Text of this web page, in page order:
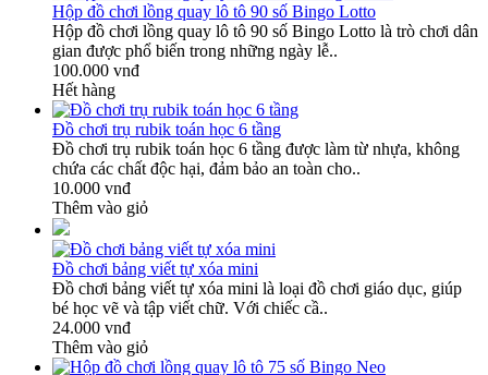
Hộp đồ chơi lồng quay lô tô 90 số Bingo Lotto
Hộp đồ chơi lồng quay lô tô 90 số Bingo Lotto là trò chơi dân
gian được phổ biến trong những ngày lễ..
100.000 vnđ
Hết hàng
Đồ chơi trụ rubik toán học 6 tầng
Đồ chơi trụ rubik toán học 6 tầng được làm từ nhựa, không
chứa các chất độc hại, đảm bảo an toàn cho..
10.000 vnđ
Thêm vào giỏ
Đồ chơi bảng viết tự xóa mini
Đồ chơi bảng viết tự xóa mini là loại đồ chơi giáo dục, giúp
bé học vẽ và tập viết chữ. Với chiếc cầ..
24.000 vnđ
Thêm vào giỏ